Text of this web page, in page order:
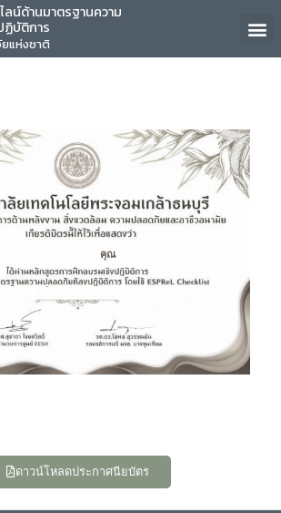
ลน์ด้านมาตรฐานความ
บัติการ
ยแห่งชาติ
คุณ
ดาวน์โหลดประกาศนียบัตร